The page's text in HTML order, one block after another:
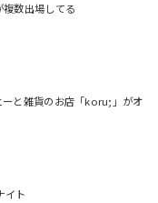
数出場してる
ーと雑貨のお店「koru;」がオ
イト